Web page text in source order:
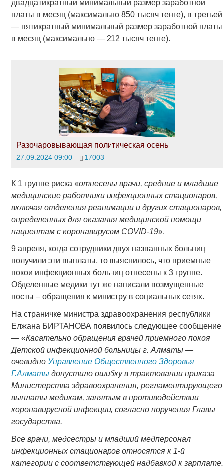
двадцатикратный минимальный размер заработной
платы в месяц (максимально 850 тысяч тенге), в третьей
— пятикратный минимальный размер заработной платы
в месяц (максимально — 212 тысяч тенге).
Разочаровывающая политическая осень
27.09.2024 09:00 17003
К 1 группе риска «отнесены врачи, средние и младшие
медицинские работники инфекционных стационаров,
включая отделения реанимации и других стационаров,
определенных для оказания медицинской помощи
пациентам с коронавирусом COVID-19».
9 апреля, когда сотрудники двух названных больниц
получили эти выплаты, то выяснилось, что приемные
покои инфекционных больниц отнесены к 3 группе.
Обделенные медики тут же написали возмущенные
посты – обращения к министру в социальных сетях.
На страничке министра здравоохранения республики
Елжана БИРТАНОВА появилось следующее сообщение
— «Касательно обращения врачей приемного покоя
Детской инфекционной больницы г. Алматы —
очевидно Управление Общественного Здоровья
Г.Алматыдопустило ошибку в трактовании приказа
Министерства здравоохранения, регламентирующего
выплаты медикам, занятым в противодействии
коронавирусной инфекции, согласно поручения Главы
государства.
Все врачи, медсестры и младший медперсонал
инфекционных стационаров относятся к 1-й
категории с соответствующей надбавкой к зарплате.